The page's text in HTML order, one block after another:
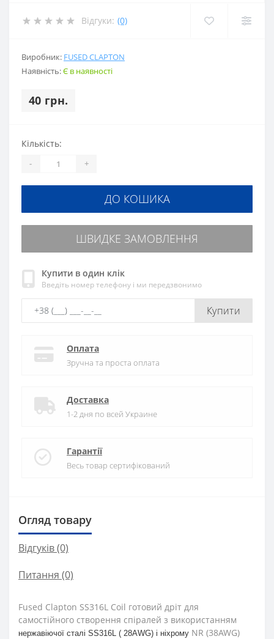
Відгуки: (0)
Виробник: FUSED CLAPTON
Наявність:Є в наявності
40 грн.
Кількість:
- +
ДО КОШИКА
ШВИДКЕ ЗАМОВЛЕННЯ
Купити в один клік
Введіть номер телефону і ми передзвонимо
Купити
Оплата
Зручна та проста оплата
Доставка
1-2 дня по всей Украине
Гарантії
Весь товар сертифікований
Огляд товару
Відгуків (0)
Питання (0)
Fused Clapton SS316L Coil готовий дріт для
самостійного створення спіралей з використанням
нержавіючої сталі SS316L ( 28AWG) і ніхрому NR (38AWG)